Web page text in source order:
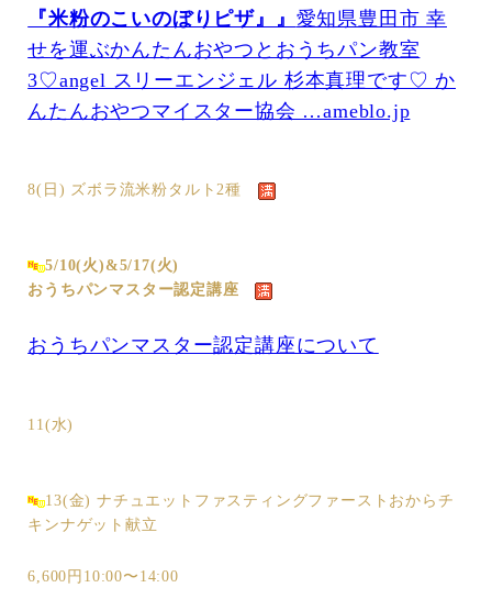
『米粉のこいのぼりピザ』』 愛知県豊田市 幸
せを運ぶかんたんおやつとおうちパン教室
3♡angel スリーエンジェル 杉本真理です♡ か
んたんおやつマイスター協会 …ameblo.jp
8(日) ズボラ流米粉タルト2種
5/10(火)&5/17(火)
おうちパンマスター認定講座
おうちパンマスター認定講座について
11(水)
13(金) ナチュエットファスティングファーストおからチ
キンナゲット献立
6,600円10:00〜14:00